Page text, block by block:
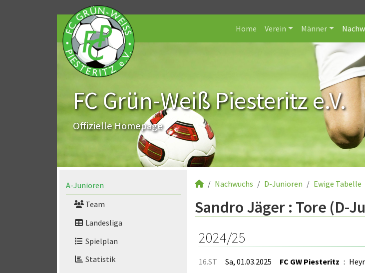
Home Verein Männer
FC Grün-Weiß Piesteritz e.V.
Offizielle Homepage
A-Junioren
Team
Landesliga
Spielplan
Statistik
Nachwuchs D-Junioren Ewige Tabelle
Sandro Jäger : Tore (D-
2024/25
16.ST Sa, 01.03.2025 FC GW Piesteritz :